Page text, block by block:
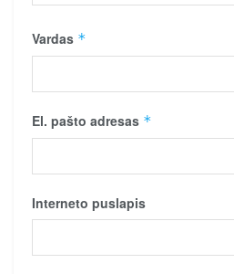
Vardas *
El. pašto adresas *
Interneto puslapis